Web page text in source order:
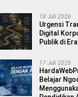
18 Juli 2026
Urgensi
Digital
Publik di
17 Juli 2026
Belajar